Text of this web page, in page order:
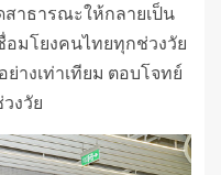
าธารณะให้กลายเป็น
อมโยงคนไทยทุกช่วงวัย
างเท่าเทียม ตอบโจทย์
งวัย